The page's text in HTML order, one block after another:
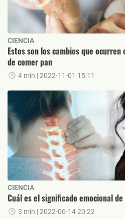
CIENCIA
Estos son los cambios que
de comer pan
4 min | 2022-11-01 15:11
CIENCIA
Cuál es el significado emocional
3 min | 2022-06-14 20:22